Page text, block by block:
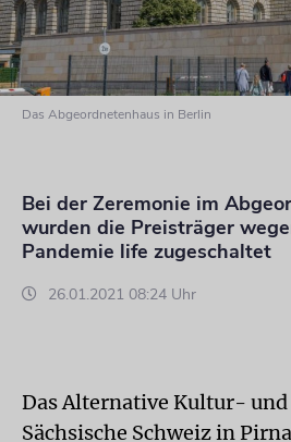
Das Abgeordnetenhaus in Berlin
Bei der Zeremonie im
wurden die Preisträger
Pandemie life zugeschaltet
26.01.2021 08:24 Uhr
Das Alternative Kultur-
Sächsische Schweiz in